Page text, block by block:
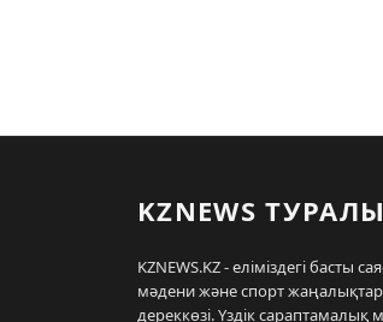
KZNEWS ТУРАЛЫ
KZNEWS.KZ - еліміздегі басты
мәдени және спорт
дереккөзі. Үздік